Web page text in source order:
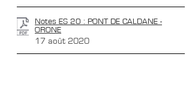
Notes ES 20 : PONT DE CALDANE -
ORONE
17 août 2020